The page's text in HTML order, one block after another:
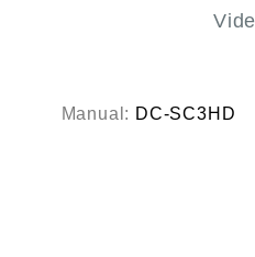
Manual: DC-SC3HD